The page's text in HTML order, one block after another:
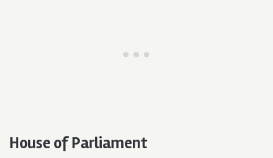
House of Parliament